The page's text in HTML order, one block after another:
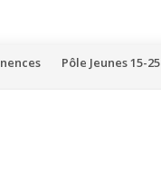
Pôle Jeunes 15-25